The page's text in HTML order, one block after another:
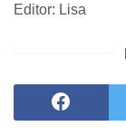
Editor: Lisa